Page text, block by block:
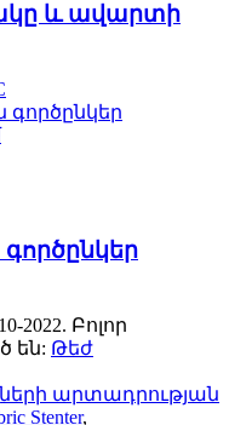
և ավարտի
2022. Բոլոր
են: Թեժ
արտադրության
Stenter,